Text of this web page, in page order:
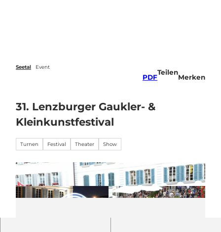
Seetal Event
PDF
Teilen
Merken
31. Lenzburger Gaukler- &
Kleinkunstfestival
Turnen Festival Theater Show